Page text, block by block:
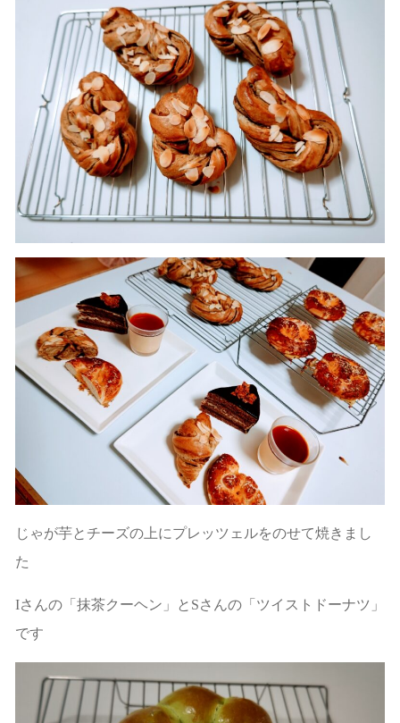
じゃが芋とチーズの上にプレッツェルをのせて焼きまし
た
Iさんの「抹茶クーヘン」とSさんの「ツイストドーナツ」
です